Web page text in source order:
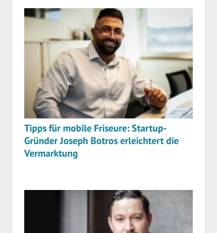
Tipps für mobile Friseure: Startup-
Gründer Joseph Botros erleichtert die
Vermarktung